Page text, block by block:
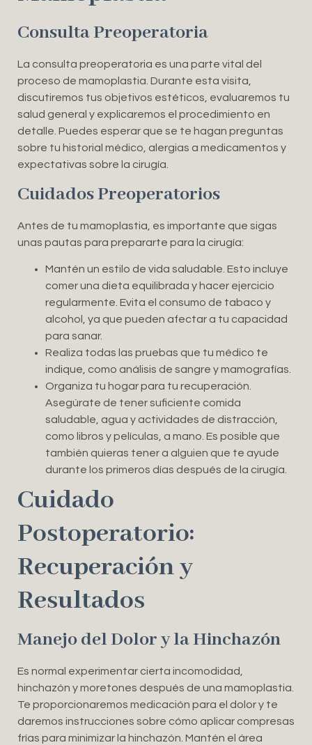
Consulta Preoperatoria
La consulta preoperatoria es una parte vital del
proceso de mamoplastia. Durante esta visita,
discutiremos tus objetivos estéticos, evaluaremos tu
salud general y explicaremos el procedimiento en
detalle. Puedes esperar que se te hagan preguntas
sobre tu historial médico, alergias a medicamentos y
expectativas sobre la cirugía.
Cuidados Preoperatorios
Antes de tu mamoplastia, es importante que sigas
unas pautas para prepararte para la cirugía:
Mantén un estilo de vida saludable. Esto incluye
comer una dieta equilibrada y hacer ejercicio
regularmente. Evita el consumo de tabaco y
alcohol, ya que pueden afectar a tu capacidad
para sanar.
Realiza todas las pruebas que tu médico te
indique, como análisis de sangre y mamografías.
Organiza tu hogar para tu recuperación.
Asegúrate de tener suficiente comida
saludable, agua y actividades de distracción,
como libros y películas, a mano. Es posible que
también quieras tener a alguien que te ayude
durante los primeros días después de la cirugía.
Cuidado
Postoperatorio:
Recuperación y
Resultados
Manejo del Dolor y la Hinchazón
Es normal experimentar cierta incomodidad,
hinchazón y moretones después de una mamoplastia.
Te proporcionaremos medicación para el dolor y te
daremos instrucciones sobre cómo aplicar compresas
frías para minimizar la hinchazón. Mantén el área